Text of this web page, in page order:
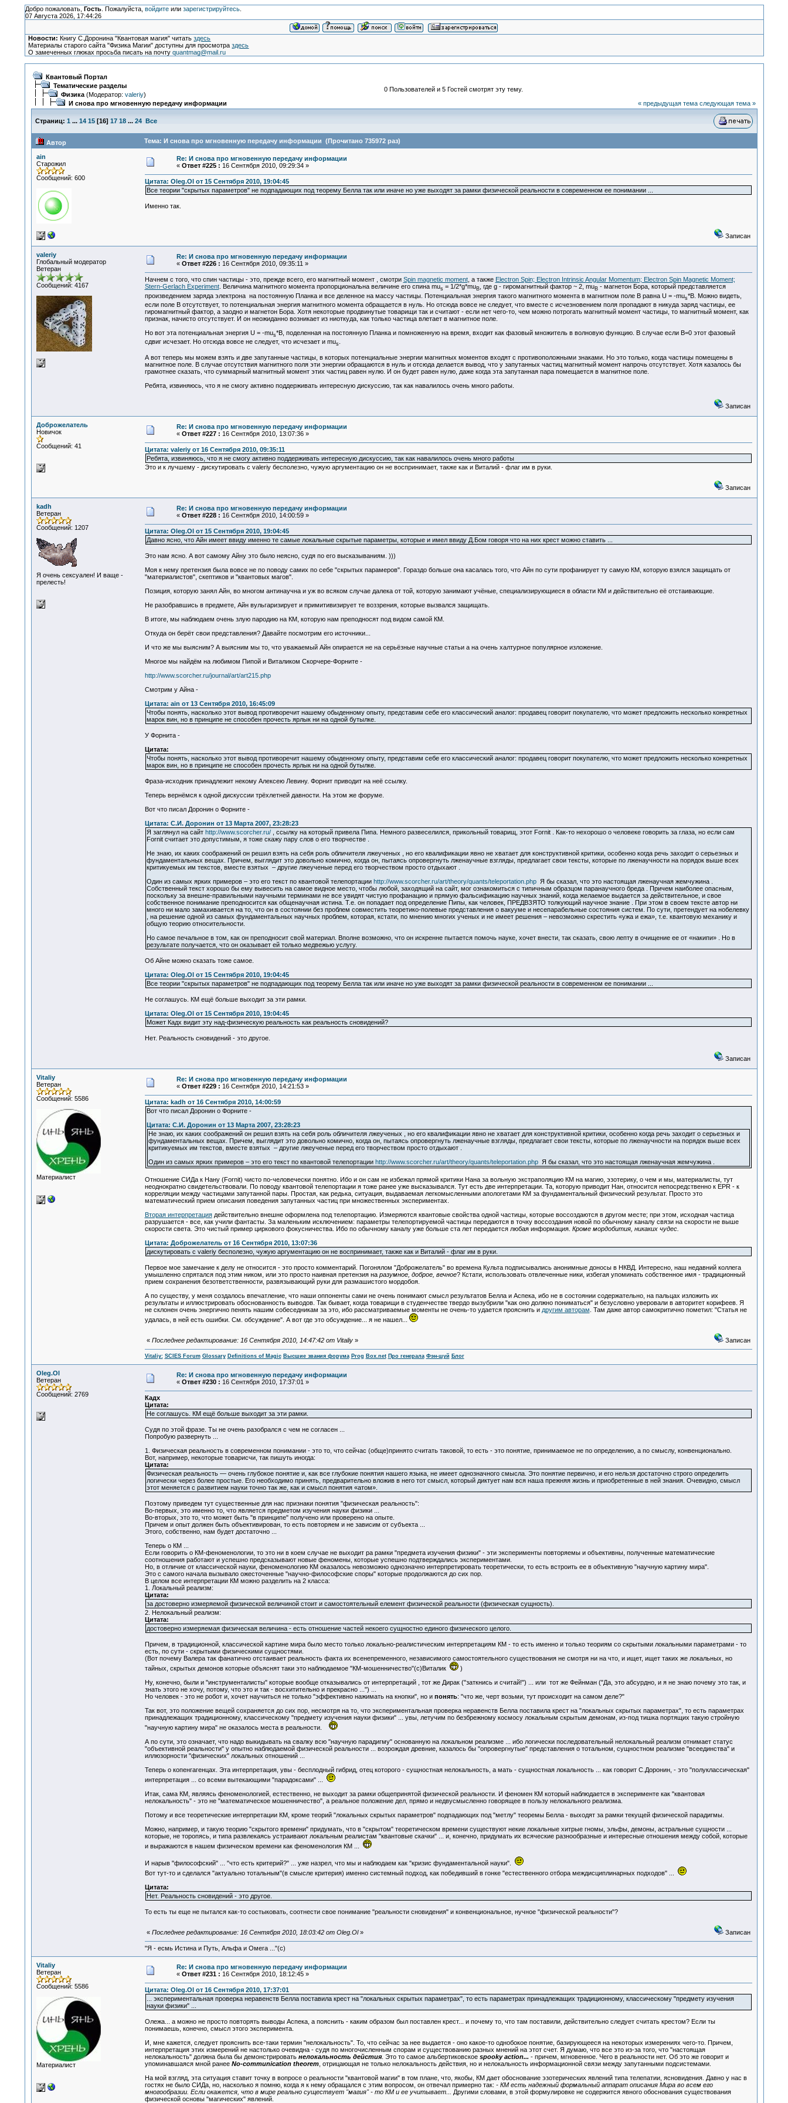
Добро пожаловать, Гость. Пожалуйста, войдитеили зарегистрируйтесь.
07 Августа 2026, 17:44:26
Новости: Книгу С.Доронина "Квантовая магия" читатьздесь
Материалы старого сайта "Физика Магии" доступны для просмотраздесь
О замеченных глюках просьба писать на почтуquantmag@mail.ru
Квантовый Портал
Тематические разделы
Физика(Модератор: valeriy)
И снова про мгновенную передачу информации
0 Пользователей и 5 Гостей смотрят эту тему.
« предыдущая тема следующая тема »
Страниц: 1 ... 14 15[16] 17 18 ... 24 Все
Автор Тема: И снова про мгновенную передачу информации (Прочитано 735972 раз)
ain
Старожил
Сообщений: 600
Re: И снова про мгновенную передачу информации
« Ответ #225 : 16 Сентября 2010, 09:29:34 »
Цитата: Oleg.Ol от 15 Сентября 2010, 19:04:45
Все теории "скрытых параметров" не подпадающих под теорему Белла так или иначе но уже выходят за рамки физической реальности в современном ее понимании ...
Именно так.
Записан
valeriy
Глобальный модератор
Ветеран
Сообщений: 4167
Re: И снова про мгновенную передачу информации
« Ответ #226 : 16 Сентября 2010, 09:35:11 »
Начнем с того, что спин частицы - это, прежде всего, его магнитный момент , смотри Spin magnetic moment, а также Electron Spin; Electron Intrinsic Angular Momentum; Electron Spin Magnetic Moment;
Stern-Gerlach Experiment. Величина магнитного момента пропорциональна величине его спина mus = 1/2*g*muB, где g - гиромагнитный фактор ~ 2, muB- магнетон Бора, который представляется
произведением заряда электрона на постоянную Планка и все деленное на массу частицы. Потенциальная энергия такого магнитного момента в магнитном поле B равна U = -mus*B. Можно видеть,
если поле В отсутствует, то потенциальная энергия магнитного момента обращается в нуль. Но отсюда вовсе не следует, что вместе с исчезновением поля пропадают в никуда заряд частицы, ее
гиромагнитный фактор, а заодно и магнетон Бора. Хотя некоторые продвинутые товарищи так и считают - если нет чего-то, чем можно потрогать магнитный момент частицы, то магнитный момент, как
признак, начисто отсутствует. И он неожиданно возникает из ниоткуда, как только частица влетает в магнитное поле.
Но вот эта потенциальная энергия U = -mus*B, поделенная на постоянную Планка и помноженную на время, входит как фазовый множитель в волновую функцию. В случае если В=0 этот фазовый
сдвиг исчезает. Но отсюда вовсе не следует, что исчезает и mus
А вот теперь мы можем взять и две запутанные частицы, в которых потенциальные энергии магнитных моментов входят с противоположными знаками. Но это только, когда частицы помещены в
магнитное поле. В случае отсутствия магнитного поля эти энергии обращаются в нуль и отсюда делается вывод, что у запутанных частиц магнитный момент напрочь отсутствует. Хотя казалось бы
грамотнее сказать, что суммарный магнитный момент этих частиц равен нулю. И он будет равен нулю, даже когда эта запутанная пара помещается в магнитное поле.
Ребята, извиняюсь, что я не смогу активно поддерживать интересную дискуссию, так как навалилось очень много работы.
Записан
Доброжелатель
Новичок
Сообщений: 41
Re: И снова про мгновенную передачу информации
« Ответ #227 : 16 Сентября 2010, 13:07:36 »
Цитата: valeriy от 16 Сентября 2010, 09:35:11
Ребята, извиняюсь, что я не смогу активно поддерживать интересную дискуссию, так как навалилось очень много работы
Это и к лучшему - дискутировать с valeriy бесполезно, чужую аргументацию он не воспринимает, также как и Виталий - флаг им в руки.
Записан
kadh
Ветеран
Сообщений: 1207
Я очень сексуален! И ваще -
прелесть!
Re: И снова про мгновенную передачу информации
« Ответ #228 : 16 Сентября 2010, 14:00:59 »
Цитата: Oleg.Ol от 15 Сентября 2010, 19:04:45
Давно ясно, что Айн имеет ввиду именно те самые локальные скрытые параметры, которые и имел ввиду Д.Бом говоря что на них крест можно ставить ...
Это нам ясно. А вот самому Айну это было неясно, судя по его высказываниям. )))
Моя к нему претензия была вовсе не по поводу самих по себе "скрытых парамеров". Гораздо больше она касалась того, что Айн по сути профанирует ту самую КМ, которую взялся защищать от
"материалистов", скептиков и "квантовых магов".
Позиция, которую занял Айн, во многом антинаучна и уж во всяком случае далека от той, которую занимают учёные, специализирующиеся в области КМ и действительно её отстаивающие.
Не разобравшись в предмете, Айн вульгаризирует и примитивизирует те воззрения, которые вызвался защищать.
В итоге, мы наблюдаем очень злую пародию на КМ, которую нам преподносят под видом самой КМ.
Откуда он берёт свои представления? Давайте посмотрим его источники...
И что же мы выясним? А выясним мы то, что уважаемый Айн опирается не на серьёзные научные статьи а на очень халтурное популярное изложение.
Многое мы найдём на любимом Пипой и Виталиком Скорчере-Форните -
http://www.scorcher.ru/journal/art/art215.php
Смотрим у Айна -
Цитата: ain от 13 Сентября 2010, 16:45:09
Чтобы понять, насколько этот вывод противоречит нашему обыденному опыту, представим себе его классический аналог: продавец говорит покупателю, что может предложить несколько конкретных
марок вин, но в принципе не способен прочесть ярлык ни на одной бутылке.
У Форнита -
Цитата:
Чтобы понять, насколько этот вывод противоречит нашему обыденному опыту, представим себе его классический аналог: продавец говорит покупателю, что может предложить несколько конкретных
марок вин, но в принципе не способен прочесть ярлык ни на одной бутылке.
Фраза-исходник принадлежит некому Алексею Левину. Форнит приводит на неё ссылку.
Теперь вернёмся к одной дискуссии трёхлетней давности. На этом же форуме.
Вот что писал Доронин о Форните -
Цитата: С.И. Доронин от 13 Марта 2007, 23:28:23
Я заглянул на сайт http://www.scorcher.ru/, ссылку на который привела Пипа. Немного развеселился, прикольный товарищ, этот Fornit . Как-то нехорошо о человеке говорить за глаза, но если сам
Fornit считает это допустимым, я тоже скажу пару слов о его творчестве .
Не знаю, их каких соображений он решил взять на себя роль обличителя лжеученых , но его квалификации явно не хватает для конструктивной критики, особенно когда речь заходит о серьезных и
фундаментальных вещах. Причем, выглядит это довольно комично, когда он, пытаясь опровергнуть лженаучные взгляды, предлагает свои тексты, которые по лженаучности на порядок выше всех
критикуемых им текстов, вместе взятых – другие лжеученые перед его творчеством просто отдыхают .
Один из самых ярких примеров – это его текст по квантовой телепортации http://www.scorcher.ru/art/theory/quants/teleportation.phpЯ бы сказал, что это настоящая лженаучная жемчужина .
Собственный текст хорошо бы ему вывесить на самое видное место, чтобы любой, заходящий на сайт, мог ознакомиться с типичным образцом паранаучного бреда . Причем наиболее опасным,
поскольку за внешне-правильными научными терминами не все увидят чистую профанацию и прямую фальсификацию научных знаний, когда желаемое выдается за действительное, и свое
собственное понимание преподносится как общенаучная истина. Т.е. он попадает под определение Пипы, как человек, ПРЕДВЗЯТО толкующий научное знание . При этом в своем тексте автор ни
много ни мало замахивается на то, что он в состоянии без проблем совместить теоретико-полевые представления о вакууме и несепарабельные состояния систем. По сути, претендует на нобелевку
, на решение одной из самых фундаментальных научных проблем, которая, кстати, по мнению многих ученых и не имеет решения – невозможно скрестить «ужа и ежа», т.е. квантовую механику и
общую теорию относительности.
Но самое печальное в том, как он преподносит свой материал. Вполне возможно, что он искренне пытается помочь науке, хочет внести, так сказать, свою лепту в очищение ее от «накипи» . Но в
результате получается, что он оказывает ей только медвежью услугу.
Об Айне можно сказать тоже самое.
Цитата: Oleg.Ol от 15 Сентября 2010, 19:04:45
Все теории "скрытых параметров" не подпадающих под теорему Белла так или иначе но уже выходят за рамки физической реальности в современном ее понимании ...
Не соглашусь. КМ ещё больше выходит за эти рамки.
Цитата: Oleg.Ol от 15 Сентября 2010, 19:04:45
Может Кадх видит эту над-физическую реальность как реальность сновидений?
Нет. Реальность сновидений - это другое.
Записан
Vitaliy
Ветеран
Сообщений: 5586
Материалист
Re: И снова про мгновенную передачу информации
« Ответ #229 : 16 Сентября 2010, 14:21:53 »
Цитата: kadh от 16 Сентября 2010, 14:00:59
Вот что писал Доронин о Форните -
Цитата: С.И. Доронин от 13 Марта 2007, 23:28:23
Не знаю, их каких соображений он решил взять на себя роль обличителя лжеученых , но его квалификации явно не хватает для конструктивной критики, особенно когда речь заходит о серьезных и
фундаментальных вещах. Причем, выглядит это довольно комично, когда он, пытаясь опровергнуть лженаучные взгляды, предлагает свои тексты, которые по лженаучности на порядок выше всех
критикуемых им текстов, вместе взятых – другие лжеученые перед его творчеством просто отдыхают .
Один из самых ярких примеров – это его текст по квантовой телепортации http://www.scorcher.ru/art/theory/quants/teleportation.phpЯ бы сказал, что это настоящая лженаучная жемчужина .
Отношение СИДа к Нану (Fornit) чисто по-человечески понятно. Ибо и он сам не избежал прямой критики Нана за вольную экстраполяцию КМ на магию, эзотерику, о чем и мы, материалисты, тут
неоднократно свидетельствовали. По поводу квантовой телепортации я тоже ранее уже высказывался. Тут есть две интерпретации. Та, которую приводит Нан, относится непосредственно к EPR - к
корреляции между частицами запутанной пары. Простая, как редька, ситуация, выдаваемая легкомысленными апологетами КМ за фундаментальный физический результат. Просто это
математический прием описания поведения запутанных частиц при множественных экспериментах.
Вторая интерпретациядействительно внешне оформлена под телепортацию. Измеряются квантовые свойства одной частицы, которые воссоздаются в другом месте; при этом, исходная частица
разрушается - все, как учили фантасты. За маленьким исключением: параметры телепортируемой частицы передаются в точку воссоздания новой по обычному каналу связи на скорости не выше
скорости света. Это чистый пример циркового фокусничества. Ибо по обычному каналу уже больше ста лет передается любая информация. Кроме мордобития, никаких чудес.
Цитата: Доброжелатель от 16 Сентября 2010, 13:07:36
дискутировать с valeriy бесполезно, чужую аргументацию он не воспринимает, также как и Виталий - флаг им в руки.
Первое мое замечание к делу не относится - это просто комментарий. Погонялом "Доброжелатель" во времена Культа подписывались анонимные доносы в НКВД. Интересно, наш недавний коллега
умышленно спрятался под этим ником, или это просто наивная претензия на разумное, доброе, вечное? Кстати, использовать отвлеченные ники, избегая упоминать собственное имя - традиционный
прием сохранения безответственности, развязывающий руки для размашистого мордобоя.
А по существу, у меня создалось впечатление, что наши оппоненты сами не очень понимают смысл результатов Белла и Аспека, ибо не в состоянии содержательно, на пальцах изложить их
результаты и иллюстрировать обоснованность выводов. Так бывает, когда товарищи в студенчестве твердо вызубрили "как оно должно пониматься" и безусловно уверовали в авторитет корифеев. Я
не склонен очень энергично пенять нашим собеседникам за это, ибо рассматриваемые моменты не очень-то удается прояснить и другим авторам . Там даже автор самокритично пометил: "Статья не
удалась, в ней есть ошибки. См. обсуждение". А вот где это обсуждение... я не нашел...
« Последнее редактирование: 16 Сентября 2010, 14:47:42 от Vitaliy» Записан
Vitaliy: SCIES Forum Glossary Definitions of Magic Высшие звания форума Prog Box.net Про генерала Фэн-шуй Блог
Oleg.Ol
Ветеран
Сообщений: 2769
Re: И снова про мгновенную передачу информации
« Ответ #230 : 16 Сентября 2010, 17:37:01 »
Кадх
Цитата:
Не соглашусь. КМ ещё больше выходит за эти рамки.
Судя по этой фразе. Ты не очень разобрался с чем не согласен ...
Попробую развернуть ...
1. Физическая реальность в современном понимании - это то, что сейчас (обще)принято считать таковой, то есть - это понятие, принимаемое не по определению, а по смыслу, конвенционально.
Вот, например, некоторые товарисчи, так пишуть иногда:
Цитата:
Физическая реальность — очень глубокое понятие и, как все глубокие понятия нашего языка, не имеет однозначного смысла. Это понятие первично, и его нельзя достаточно строго определить
логически через более простые. Его необходимо принять, предварительно вложив в него тот смысл, который диктует нам вся наша прежняя жизнь и приобретенные в ней знания. Очевидно, смысл
этот меняется с развитием науки точно так же, как и смысл понятия «атом».
Поэтому приведем тут существенные для нас признаки понятия "физическая реальность":
Во-первых, это именно то, что является предметом изучения науки физики ...
Во-вторых, это то, что может быть "в принципе" получено или проверено на опыте.
Причем и опыт должен быть объективирован, то есть повторяем и не зависим от субъекта ...
Этого, собственно, нам будет достаточно ...
Теперь о КМ ...
Если говорить о КМ-феноменологии, то это ни в коем случае не выходит ра рамки "предмета изучения физики" - эти эксперименты повторяемы и объективны, полученные математические
соотношения работают и успешно предсказывают новые феномены, которые успешно подтверждались экспериментами.
Но, в отличие от классической науки, феноменологию КМ оказалось невозможно однозначно интерпретировать теоретически, то есть встроить ее в объективную "научную картину мира".
Это с самого начала вызывало ожесточенные "научно-философские споры" которые продолжаются до сих пор.
В целом все интерпретации КМ можно разделить на 2 класса:
1. Локальный реализм:
Цитата:
за достоверно измеряемой физической величиной стоит и самостоятельный елемент физической реальности (физическая сущность).
2. Нелокальный реализм:
Цитата:
достоверно измеряемая физическая величина - есть отношение частей некоего сущностно единого физического целого.
Причем, в традиционной, классической картине мира было место только локально-реалистическим интерпретациям КМ - то есть именно и только теориям со скрытыми локальными параметрами - то
есть, по сути - скрытыми физическими сущностями.
(Вот почему Валера так фанатично отстаивает реальность факта их всенепременного, независимого самостоятельного существования не смотря ни на что, и ищет, ищет таких же локальных, но
тайных, скрытых демонов которые объяснят таки это наблюдаемое "КМ-мошенничество"(с)Виталик
)
Ну, конечно, были и "инструменталисты" которые вообще отказывались от интерпретаций , тот же Дирак ("заткнись и считай!") ... или тот же Фейнман ("Да, это абсурдно, и я не знаю почему это так, и
знать этого не хочу, потому, что это и так - восхитительно и прекрасно ...") ...
Но человек - это не робот и, хочет научиться не только "эффективно нажимать на кнопки", но и понять: "что же, черт возьми, тут происходит на самом деле?"
Так вот, это положение вещей сохраняется до сих пор, несмотря на то, что экспериментальная проверка неравенств Белла поставила крест на "локальных скрытых параметрах", то есть параметрах
принадлежащих традиционному, классическому "предмету изучения науки физики" ... увы, летучим по безбрежному космосу локальным скрытым демонам, из-под тишка портящих такую стройную
"научную картину мира" не оказалось места в реальности.
А по сути, это означает, что надо выкидывать на свалку всю "научную парадигму" основанную на локальном реализме ... ибо логически последовательный нелокальный реализм отнимает статус
"объективной реальности" у опытно наблюдаемой физической реальности ... возрождая древние, казалось бы "опровергнутые" представления о тотальном, сущностном реализме "всеединства" и
иллюзорности "физических" локальных отношений ...
Теперь о копенгагенцах. Эта интерпретация, увы - бесплодный гибрид, отец которого - сущностная нелокальность, а мать - сущностная локальность ... как говорит С.Доронин, - это "полуклассическая"
интерпретация ... со всеми вытекающими "парадоксами" ...
Итак, сама КМ, являясь феноменологией, естественно, не выходит за рамки общепринятой физической реальности. И феномен КМ который наблюдается в эксперименте как "квантовая
нелокальность" - это не "математическое мошенничество", а реальное положение дел, прямо и недвусмысленно говорящее в пользу нелокального реализма.
Потому и все теоретические интерпретации КМ, кроме теорий "локальных скрытых параметров" подпадающих под "метлу" теоремы Белла - выходят за рамки текущей физической парадигмы.
Можно, например, и такую теорию "скрытого времени" придумать, что в "скрытом" теоретическом времени существуют некие локальные хитрые гномы, эльфы, демоны, астральные сущности ...
которые, не торопясь, и типа развлекаясь устраивают локальным реалистам "квантовые скачки" ... и, конечно, придумать их всяческие разнообразные и интересные отношения между собой, которые
и выражаются в нашем физическом времени как феноменология КМ ...
И нарыв "философский" ... "что есть критерий?" ... уже назрел, что мы и наблюдаем как "кризис фундаментальной науки".
Вот тут-то и сделался "актуально тотальным"(в смысле критерия) именно системный подход, как победивший в гонке "естественного отбора междисциплинарных подходов" ...
Цитата:
Нет. Реальность сновидений - это другое.
То есть ты еще не пытался как-то состыковать, соотнести свое понимание "реальности сновидения" и конвенциональное, нучное "физической реальности"?
« Последнее редактирование: 16 Сентября 2010, 18:03:42 от Oleg.Ol» Записан
"Я - есмь Истина и Путь, Альфа и Омега ..."(с)
Vitaliy
Ветеран
Сообщений: 5586
Материалист
Re: И снова про мгновенную передачу информации
« Ответ #231 : 16 Сентября 2010, 18:12:45 »
Цитата: Oleg.Ol от 16 Сентября 2010, 17:37:01
... экспериментальная проверка неравенств Белла поставила крест на "локальных скрытых параметрах", то есть параметрах принадлежащих традиционному, классическому "предмету изучения
науки физики" ...
Олежа... а можно не просто повторять выводы Аспека, а пояснить - каким образом был поставлен крест... и почему то, что там поставили, действительно следует считать крестом? Если ты
понимаешь, конечно, смысл этого эксперимента.
И, мне кажется, следует прояснить все-таки термин "нелокальность". То, что сейчас за нее выдается - оно какое-то однобокое понятие, базирующееся на некоторых измерениях чего-то. Причем,
интерпретация этих измерений не настолько очевидна - судя по многочисленным спорам и существованию разных мнений на этот счет. Я думаю, что все это из-за того, что "настоящая
нелокальность" должна была бы демонстрировать нелокальность дейстия. Это то самое альбертиковское spooky action... - причем, мгновенное. Чего в реальности нет. Об это же говорит и
упоминавшаяся мной ранее No-communication theorem, отрицающая не только нелокальность действия, но и нелокальность информационной связи между запутанными подсистемами.
На мой взгляд, эта ситуация ставит точку в вопросе о реальности "квантовой магии" в том плане, что, якобы, КМ дает обоснование эзотерических явлений типа телепатии, ясновидения. Давно у нас в
гостях не было СИДа, но, насколько я помню, когда я к нему обращался с этим вопросом, он отвечал примерно так: - КМ есть надежный формальный аппарат описания Мира во всем его
многообразии. Если окажется, что в мире реально существует "магия" - то КМ и ее учитывает...
Другими словами, в этой формулировке не содержится явного обоснования существования
физической основы "магических" явлений.